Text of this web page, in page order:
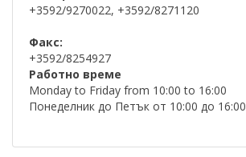
+3592/9270022, +3592/8271120
Факс:
+3592/8254927
Работно време
Monday to Friday from 10:00 to 16:00
Понеделник до Петък от 10:00 до 16:00